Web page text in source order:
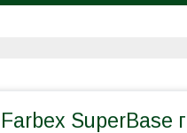
Farbex SuperBase